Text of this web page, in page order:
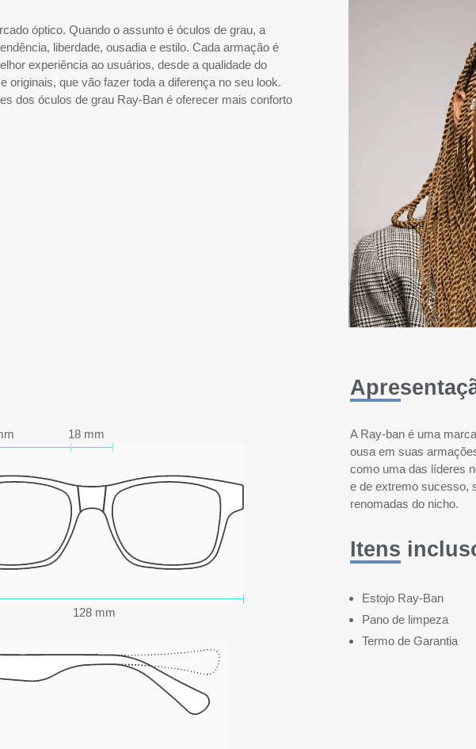
óptico. Quando o assunto é óculos de grau, a
liberdade, ousadia e estilo. Cada armação é
experiência ao usuários, desde a qualidade do
originais, que vão fazer toda a diferença no seu look.
dos óculos de grau Ray-Ban é oferecer mais conforto
18 mm
128 mm
A Ray-ban é uma
ousa em suas
como uma das líderes
e de extremo sucesso,
renomadas do nicho.
Itens
Estojo Ray-Ban
Pano de limpeza
Termo de Garantia